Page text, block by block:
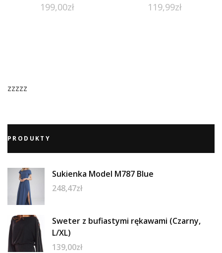
199,00zł 119,99zł
zzzzz
PRODUKTY
Sukienka Model M787 Blue
248,47zł
Sweter z bufiastymi rękawami (Czarny,
L/XL)
139,00zł